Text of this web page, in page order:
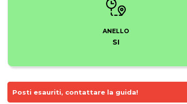
ANELLO
SI
Posti esauriti, contattare la guida!